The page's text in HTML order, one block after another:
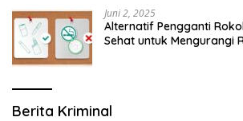
Juni 2, 2025
Alternatif Pengganti
Sehat untuk Mengurangi
Berita Kriminal